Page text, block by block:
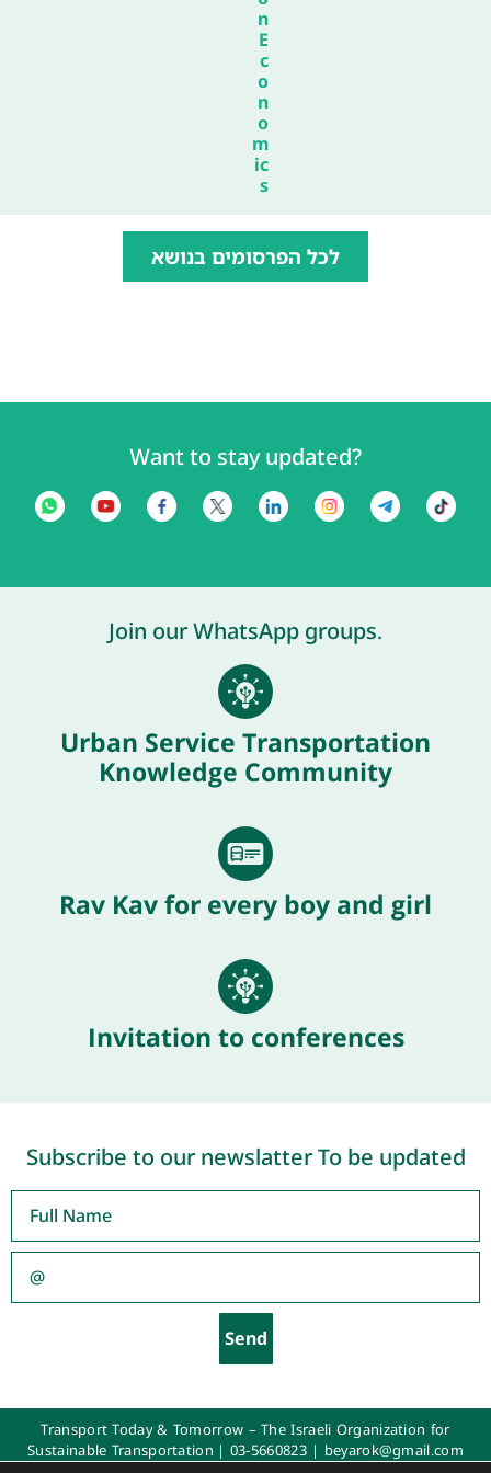
n
E
c
o
n
o
m
ic
s
לכל הפרסומים בנושא
Want to stay updated?
Join our WhatsApp groups.
Urban Service Transportation
Knowledge Community
Rav Kav for every boy and girl
Invitation to conferences
Subscribe to our newslatter To be updated
Send
Transport Today & Tomorrow – The Israeli Organization for
Sustainable Transportation | 03-5660823| beyarok@gmail.com